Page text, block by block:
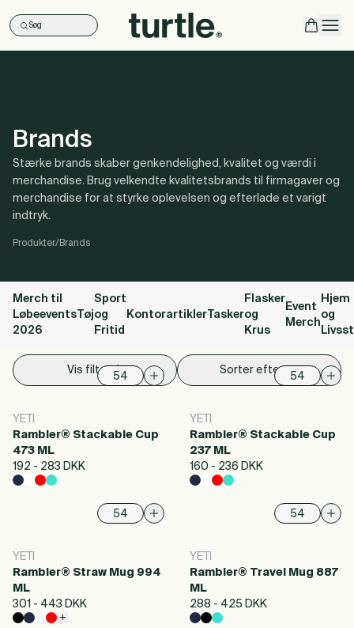
Søg
Brands
Stærke brands skaber genkendelighed, kvalitet og værdi i
merchandise. Brug velkendte kvalitetsbrands til firmagaver og
merchandise for at styrke oplevelsen og efterlade et varigt
indtryk.
Produkter/ Brands
Merch til
Løbeevents
2026
Tøj
Sport
og
Fritid
Kontorartikler Tasker
Flasker
og
Krus
Event
Merch
Hjem
og
Vis filter Sorter efter
YETI
Rambler® Stackable Cup
473 ML
192 - 283 DKK
YETI
Rambler® Stackable Cup
237 ML
160 - 236 DKK
YETI
Rambler® Straw Mug 994
ML
301 - 443 DKK
+
YETI
Rambler® Travel Mug 887
ML
288 - 425 DKK